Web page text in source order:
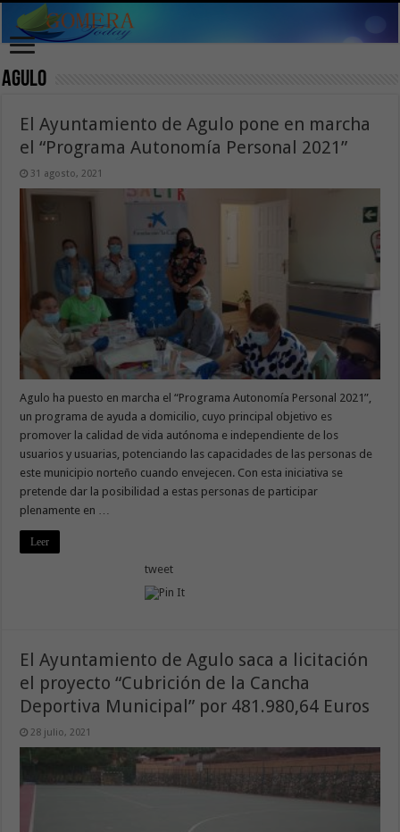
Agulo
El Ayuntamiento de Agulo pone en marcha
el “Programa Autonomía Personal 2021”
31 agosto, 2021
Agulo ha puesto en marcha el “Programa Autonomía Personal 2021”,
un programa de ayuda a domicilio, cuyo principal objetivo es
promover la calidad de vida autónoma e independiente de los
usuarios y usuarias, potenciando las capacidades de las personas de
este municipio norteño cuando envejecen. Con esta iniciativa se
pretende dar la posibilidad a estas personas de participar
plenamente en …
Leer
tweet
El Ayuntamiento de Agulo saca a licitación
el proyecto “Cubrición de la Cancha
Deportiva Municipal” por 481.980,64 Euros
28 julio, 2021